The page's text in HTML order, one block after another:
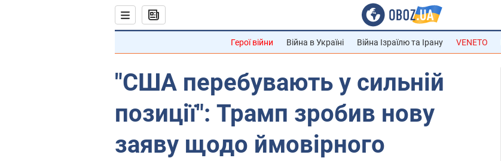
Герої війни Війна в Україні Війна Ізраїлю та Ірану VENETO
"США перебувають у сильній
позиції": Трамп зробив нову
заяву щодо ймовірного